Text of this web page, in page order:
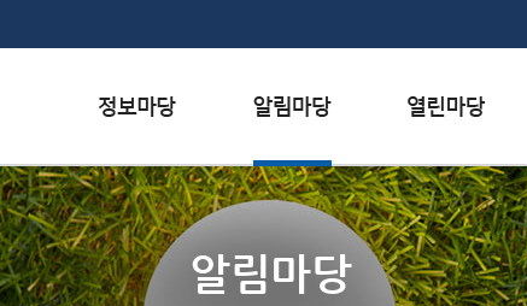
서식자료실
채용정보
인재정보
행사일정
공지사항
홍보/보도자료실
자주하는 질문
질문하기
칭찬하기
알림마당